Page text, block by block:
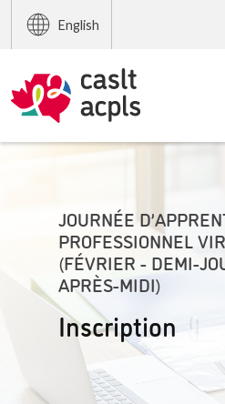
English
JOURNÉE
PROFESSIONNEL
(FÉVRIER - DEMI-
APRÈS-MIDI)
Inscription